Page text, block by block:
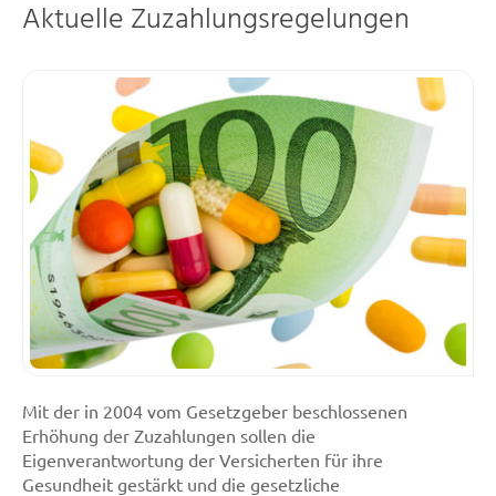
Aktuelle Zuzahlungsregelungen
Mit der in 2004 vom Gesetzgeber beschlossenen
Erhöhung der Zuzahlungen sollen die
Eigenverantwortung der Versicherten für ihre
Gesundheit gestärkt und die gesetzliche